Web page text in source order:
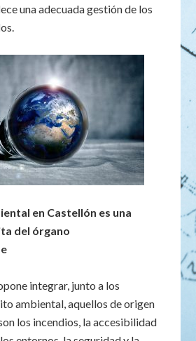
una adecuada gestión de los
en Castellón es una
del órgano
integrar, junto a los
ambiental, aquellos de origen
los incendios, la accesibilidad